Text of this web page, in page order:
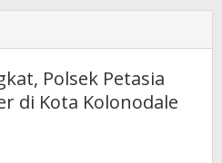
Polsek Petasia
di Kota Kolonodale